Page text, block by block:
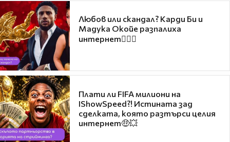
Любов или скандал? Карди Би и
Мадука Окойе разпалиха
интернет❤️‍🔥🔥
Плати ли FIFA милиони на
IShowSpeed?! Истината зад
сделката, която разтърси целия
интернет🤑💥